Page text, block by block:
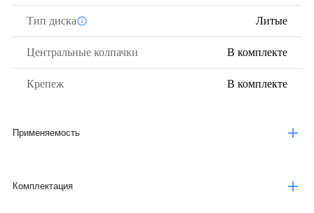
Тип диска Литые
Центральные колпачки В комплекте
Крепеж В комплекте
Применяемость
Комплектация